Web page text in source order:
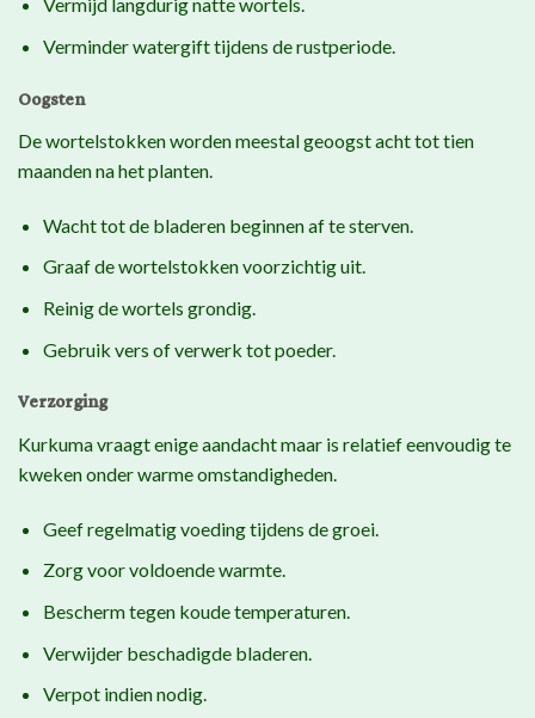
Verminder watergift tijdens de rustperiode.
Oogsten
De wortelstokken worden meestal geoogst acht tot tien
maanden na het planten.
Wacht tot de bladeren beginnen af te sterven.
Graaf de wortelstokken voorzichtig uit.
Reinig de wortels grondig.
Gebruik vers of verwerk tot poeder.
Verzorging
Kurkuma vraagt enige aandacht maar is relatief eenvoudig te
kweken onder warme omstandigheden.
Geef regelmatig voeding tijdens de groei.
Zorg voor voldoende warmte.
Bescherm tegen koude temperaturen.
Verwijder beschadigde bladeren.
Verpot indien nodig.